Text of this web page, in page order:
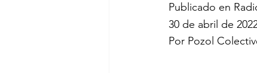
Publicado en
30 de abril de
Por Pozol